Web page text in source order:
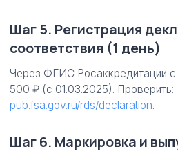
Шаг 5. Регистрация
соответствия (1 день)
Через ФГИС Росаккредитации
500 ₽ (с 01.03.2025). Проверить:
pub.fsa.gov.ru/rds/declaration.
Шаг 6. Маркировка и